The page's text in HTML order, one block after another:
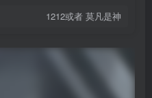
1212或者 莫凡是神